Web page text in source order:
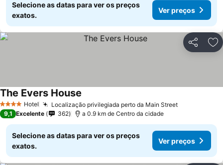
Selecione as datas para ver os preços
exatos.
Ver preços
Partilhar
4 EstrelasHotel Localização privilegiada perto da Main Street
The Evers House
9,1 Excelente 362 a 0.9 km de Centro da cidade
Selecione as datas para ver os preços
exatos.
Ver preços